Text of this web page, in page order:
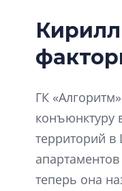
«ЮИТ Санкт-
в
построит
ГК
конъюнктуру
территорий в
теперь она